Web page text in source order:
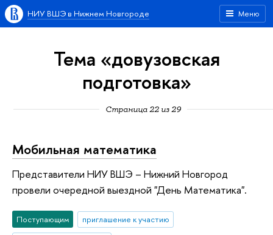
Меню
НИУ ВШЭ в Нижнем Новгороде
Тема «довузовская
подготовка»
Страница 22 из 29
Мобильная математика
Представители НИУ ВШЭ – Нижний Новгород
провели очередной выездной "День Математика".
Поступающим
приглашение к участию